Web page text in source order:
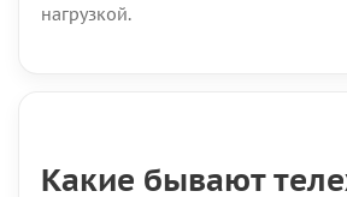
нагрузкой.
Какие бывают